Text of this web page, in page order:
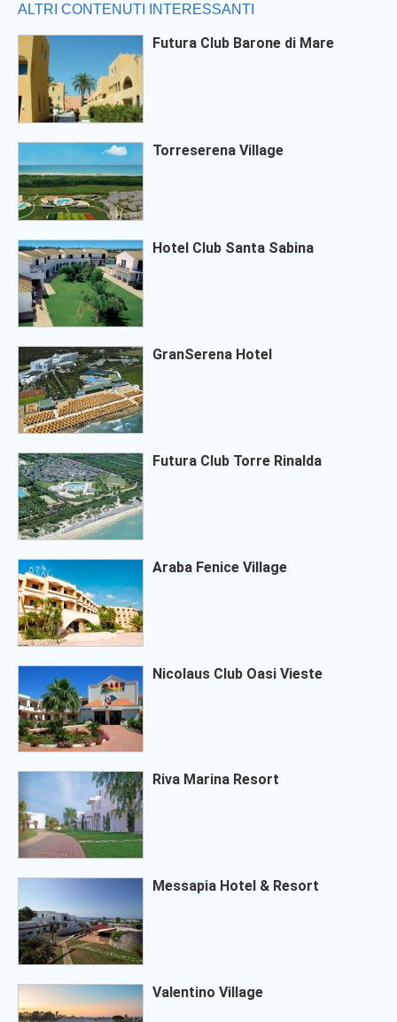
ALTRI CONTENUTI INTERESSANTI
Futura Club Barone di Mare
Torreserena Village
Hotel Club Santa Sabina
GranSerena Hotel
Futura Club Torre Rinalda
Araba Fenice Village
Nicolaus Club Oasi Vieste
Riva Marina Resort
Messapia Hotel & Resort
Valentino Village